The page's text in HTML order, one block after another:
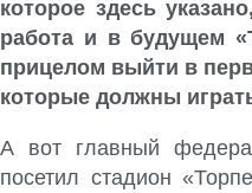
которое здесь
работа и в будущем
прицелом выйти в
которые должны
А вот главный
посетил стадион